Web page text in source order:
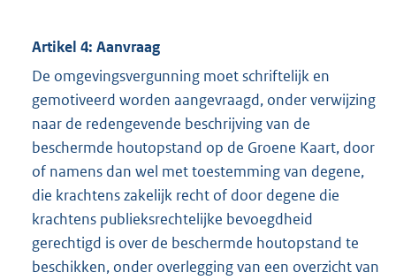
Artikel 4: Aanvraag
De omgevingsvergunning moet schriftelijk en
gemotiveerd worden aangevraagd, onder verwijzing
naar de redengevende beschrijving van de
beschermde houtopstand op de Groene Kaart, door
of namens dan wel met toestemming van degene,
die krachtens zakelijk recht of door degene die
krachtens publieksrechtelijke bevoegdheid
gerechtigd is over de beschermde houtopstand te
beschikken, onder overlegging van een overzicht van